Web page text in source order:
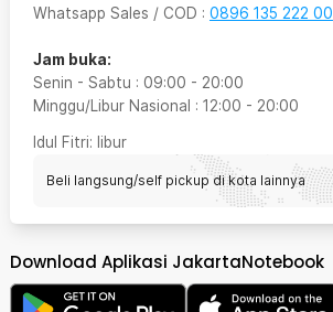
Whatsapp Sales / COD : 0896 135 222 00
Jam buka:
Senin - Sabtu : 09:00 - 20:00
Minggu/Libur Nasional : 12:00 - 20:00
Idul Fitri: libur
Beli langsung/self pickup di kota lainnya
Download Aplikasi JakartaNotebook